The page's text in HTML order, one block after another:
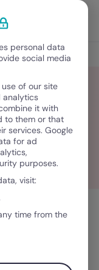
Grátis
personal data
social media
of our site
analytics
it with
to them or that
services. Google
for ad
purposes.
visit:
time from the